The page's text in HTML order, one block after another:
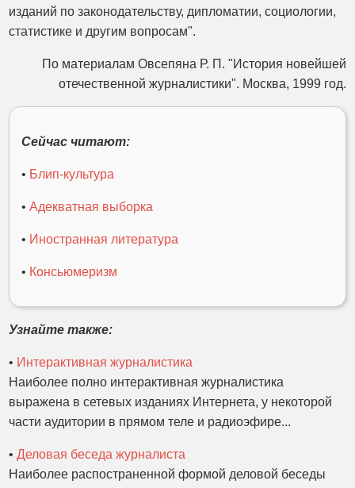
изданий по законодательству, дипломатии, социологии,
статистике и другим вопросам".
По материалам Овсепяна Р. П. "История новейшей
отечественной журналистики". Москва, 1999 год.
Сейчас читают:
• Блип-культура
•Адекватная выборка
• Иностранная литература
• Консьюмеризм
Узнайте также:
• Интерактивная журналистика
Наиболее полно интерактивная журналистика
выражена в сетевых изданиях Интернета, у некоторой
части аудитории в прямом теле и радиоэфире...
•Деловая беседа журналиста
Наиболее распостраненной формой деловой беседы